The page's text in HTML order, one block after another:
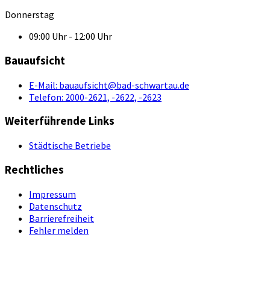
Donnerstag
09:00 Uhr - 12:00 Uhr
Bauaufsicht
E-Mail: bauaufsicht@bad-schwartau.de
Telefon: 2000-2621, -2622, -2623
Weiterführende Links
Städtische Betriebe
Rechtliches
Impressum
Datenschutz
Barrierefreiheit
Fehler melden